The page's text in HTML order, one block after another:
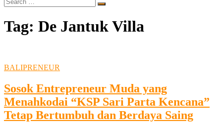
…
Tag: De Jantuk Villa
BALIPRENEUR
Sosok Entrepreneur Muda yang
Menahkodai “KSP Sari Parta Kencana”
Tetap Bertumbuh dan Berdaya Saing